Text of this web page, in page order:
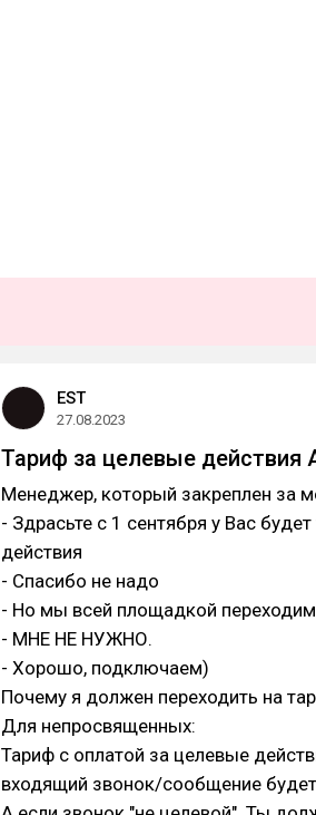
EST
27.08.2023
Тариф за целевые действия
Менеджер, который закреплен за
- Здрасьте с 1 сентября у Вас
действия
- Спасибо не надо
- Но мы всей площадкой
- МНЕ НЕ НУЖНО.
- Хорошо, подключаем)
Почему я должен переходить на
Для непросвященных:
Тариф с оплатой за целевые
входящий звонок/сообщение